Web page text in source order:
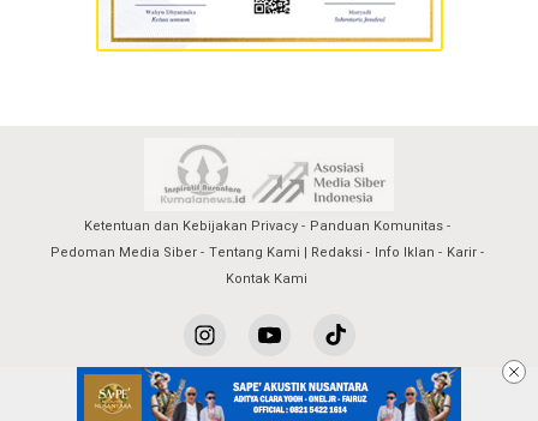
Ketentuan dan Kebijakan Privacy
Panduan Komunitas
Pedoman Media Siber
Tentang Kami | Redaksi Info Iklan
Karir
Kontak Kami
kumalanews@2023